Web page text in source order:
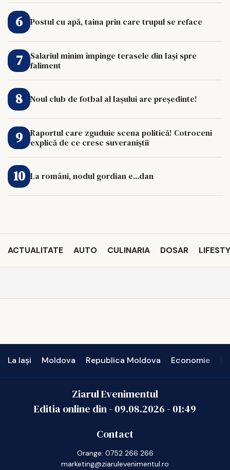
Postul cu apă, taina prin care trupul se reface
Salariul minim împinge terasele din Iași spre
faliment
Noul club de fotbal al Iașului are președinte!
Raportul care zguduie scena politică! Cotroceni
explică de ce cresc suveraniștii
La români, nodul gordian e...dan
ACTUALITATE AUTO CULINARIA DOSAR
La Iași Moldova Republica Moldova Economie
Ziarul Evenimentul
Editia online din - 09.08.2026- 01:49
Contact
Orange: 0752 266 266
marketing@ziarulevenimentul.ro